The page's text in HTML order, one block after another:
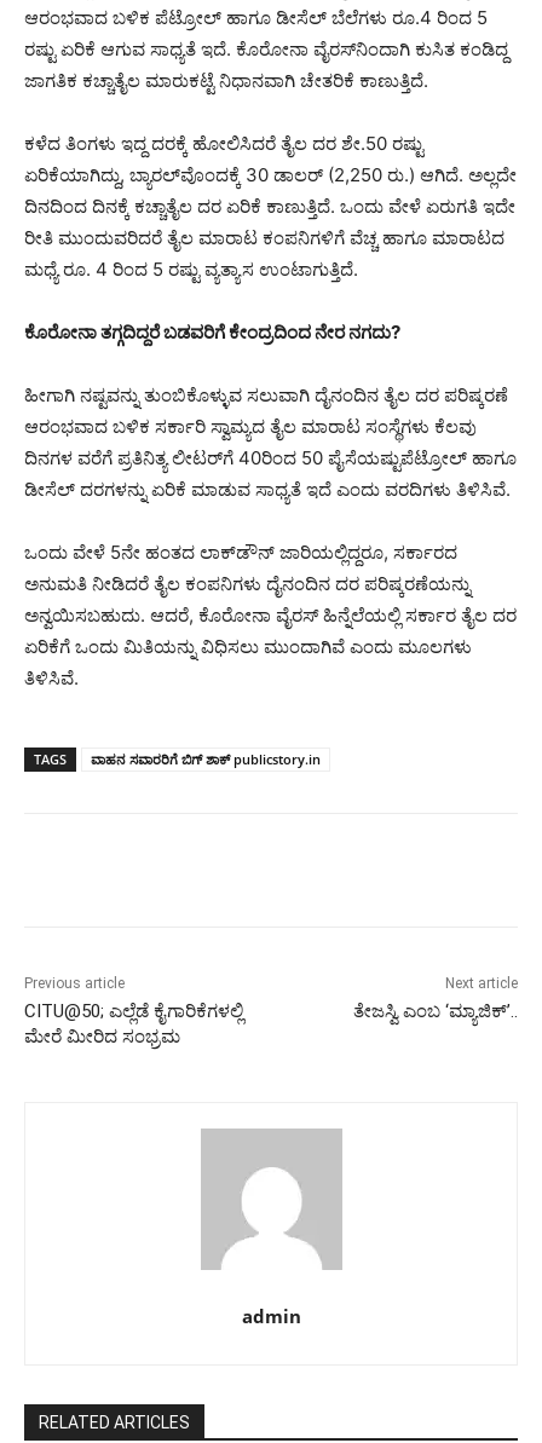
ಆರಂಭವಾದ ಬಳಿಕ ಪೆಟ್ರೋಲ್‌ ಹಾಗೂ ಡೀಸೆಲ್‌ ಬೆಲೆಗಳು ರೂ.4 ರಿಂದ 5
ರಷ್ಟು ಏರಿಕೆ ಆಗುವ ಸಾಧ್ಯತೆ ಇದೆ. ಕೊರೋನಾ ವೈರಸ್‌ನಿಂದಾಗಿ ಕುಸಿತ ಕಂಡಿದ್ದ
ಜಾಗತಿಕ ಕಚ್ಚಾತೈಲ ಮಾರುಕಟ್ಟೆ ನಿಧಾನವಾಗಿ ಚೇತರಿಕೆ ಕಾಣುತ್ತಿದೆ.
ಕಳೆದ ತಿಂಗಳು ಇದ್ದ ದರಕ್ಕೆ ಹೋಲಿಸಿದರೆ ತೈಲ ದರ ಶೇ.50 ರಷ್ಟು
ಏರಿಕೆಯಾಗಿದ್ದು, ಬ್ಯಾರಲ್‌ವೊಂದಕ್ಕೆ 30 ಡಾಲರ್‌ (2,250 ರು.) ಆಗಿದೆ. ಅಲ್ಲದೇ
ದಿನದಿಂದ ದಿನಕ್ಕೆ ಕಚ್ಚಾತೈಲ ದರ ಏರಿಕೆ ಕಾಣುತ್ತಿದೆ. ಒಂದು ವೇಳೆ ಏರುಗತಿ ಇದೇ
ರೀತಿ ಮುಂದುವರಿದರೆ ತೈಲ ಮಾರಾಟ ಕಂಪನಿಗಳಿಗೆ ವೆಚ್ಚ ಹಾಗೂ ಮಾರಾಟದ
ಮಧ್ಯೆ ರೂ. 4 ರಿಂದ 5 ರಷ್ಟು ವ್ಯತ್ಯಾಸ ಉಂಟಾಗುತ್ತಿದೆ.
ಕೊರೋನಾ ತಗ್ಗದಿದ್ದರೆ ಬಡವರಿಗೆ ಕೇಂದ್ರದಿಂದ ನೇರ ನಗದು?
ಹೀಗಾಗಿ ನಷ್ಟವನ್ನು ತುಂಬಿಕೊಳ್ಳುವ ಸಲುವಾಗಿ ದೈನಂದಿನ ತೈಲ ದರ ಪರಿಷ್ಕರಣೆ
ಆರಂಭವಾದ ಬಳಿಕ ಸರ್ಕಾರಿ ಸ್ವಾಮ್ಯದ ತೈಲ ಮಾರಾಟ ಸಂಸ್ಥೆಗಳು ಕೆಲವು
ದಿನಗಳ ವರೆಗೆ ಪ್ರತಿನಿತ್ಯ ಲೀಟರ್‌ಗೆ 40ರಿಂದ 50 ಪೈಸೆಯಷ್ಟುಪೆಟ್ರೋಲ್‌ ಹಾಗೂ
ಡೀಸೆಲ್‌ ದರಗಳನ್ನು ಏರಿಕೆ ಮಾಡುವ ಸಾಧ್ಯತೆ ಇದೆ ಎಂದು ವರದಿಗಳು ತಿಳಿಸಿವೆ.
ಒಂದು ವೇಳೆ 5ನೇ ಹಂತದ ಲಾಕ್‌ಡೌನ್‌ ಜಾರಿಯಲ್ಲಿದ್ದರೂ, ಸರ್ಕಾರದ
ಅನುಮತಿ ನೀಡಿದರೆ ತೈಲ ಕಂಪನಿಗಳು ದೈನಂದಿನ ದರ ಪರಿಷ್ಕರಣೆಯನ್ನು
ಅನ್ವಯಿಸಬಹುದು. ಆದರೆ, ಕೊರೋನಾ ವೈರಸ್‌ ಹಿನ್ನೆಲೆಯಲ್ಲಿ ಸರ್ಕಾರ ತೈಲ ದರ
ಏರಿಕೆಗೆ ಒಂದು ಮಿತಿಯನ್ನು ವಿಧಿಸಲು ಮುಂದಾಗಿವೆ ಎಂದು ಮೂಲಗಳು
ತಿಳಿಸಿವೆ.
TAGS ವಾಹನ ಸವಾರರಿಗೆ ಬಿಗ್ ಶಾಕ್ publicstory.in
Previous article
CITU@50; ಎಲ್ಲೆಡೆ ಕೈಗಾರಿಕೆಗಳಲ್ಲಿ
ಮೇರೆ ಮೀರಿದ‌ ಸಂಭ್ರಮ
Next article
ತೇಜಸ್ವಿ ಎಂಬ ‘ಮ್ಯಾಜಿಕ್’..
admin
RELATED ARTICLES